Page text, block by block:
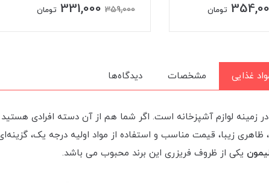
تومان 359,000
331,000 تومان
غذایی مشخصات دیدگاه‌ها
زمینه لوازم آشپزخانه است. اگر شما هم از آن دسته افرادی
زیبا، قیمت مناسب و استفاده از مواد اولیه درجه یک،
یکی از ظروف فریزری این برند محبوب می باشد.